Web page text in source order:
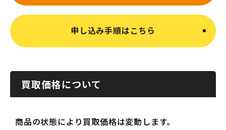
申し込み手順はこちら
買取価格について
商品の状態により買取価格は変動します。